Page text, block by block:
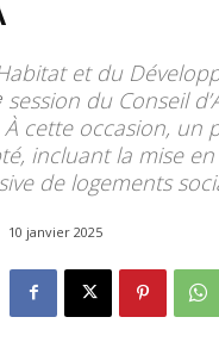
et du
session du Conseil
À cette occasion,
incluant la mise
de logements
10 janvier 2025